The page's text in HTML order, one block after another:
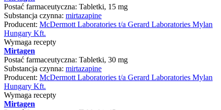
Postać farmaceutyczna: Tabletki, 15 mg
Substancja czynna: mirtazapine
Producent: McDermott Laboratories t/a Gerard Laboratories Mylan
Hungary Kft.
Wymaga recepty
Mirtagen
Postać farmaceutyczna: Tabletki, 30 mg
Substancja czynna: mirtazapine
Producent: McDermott Laboratories t/a Gerard Laboratories Mylan
Hungary Kft.
Wymaga recepty
Mirtagen